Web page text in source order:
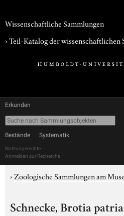
Wissenschaftliche Sammlungen
› Teil-Katalog der wissenschaftlichen
Erkunden
Bestände Systematik
Nutzungsrechte
Anmelden zur Recherche
›Zoologische Sammlungen am
Schnecke, Brotia